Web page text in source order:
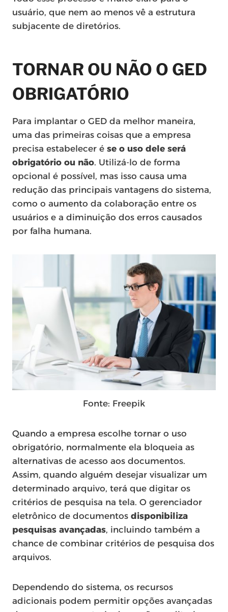
usuário, que nem ao menos vê a estrutura
subjacente de diretórios.
TORNAR OU NÃO O GED
OBRIGATÓRIO
Para implantar o GED da melhor maneira,
uma das primeiras coisas que a empresa
precisa estabelecer é se o uso dele será
obrigatório ou não. Utilizá-lo de forma
opcional é possível, mas isso causa uma
redução das principais vantagens do sistema,
como o aumento da colaboração entre os
usuários e a diminuição dos erros causados
por falha humana.
Fonte: Freepik
Quando a empresa escolhe tornar o uso
obrigatório, normalmente ela bloqueia as
alternativas de acesso aos documentos.
Assim, quando alguém desejar visualizar um
determinado arquivo, terá que digitar os
critérios de pesquisa na tela. O gerenciador
eletrônico de documentos disponibiliza
pesquisas avançadas, incluindo também a
chance de combinar critérios de pesquisa dos
arquivos.
Dependendo do sistema, os recursos
adicionais podem permitir opções avançadas